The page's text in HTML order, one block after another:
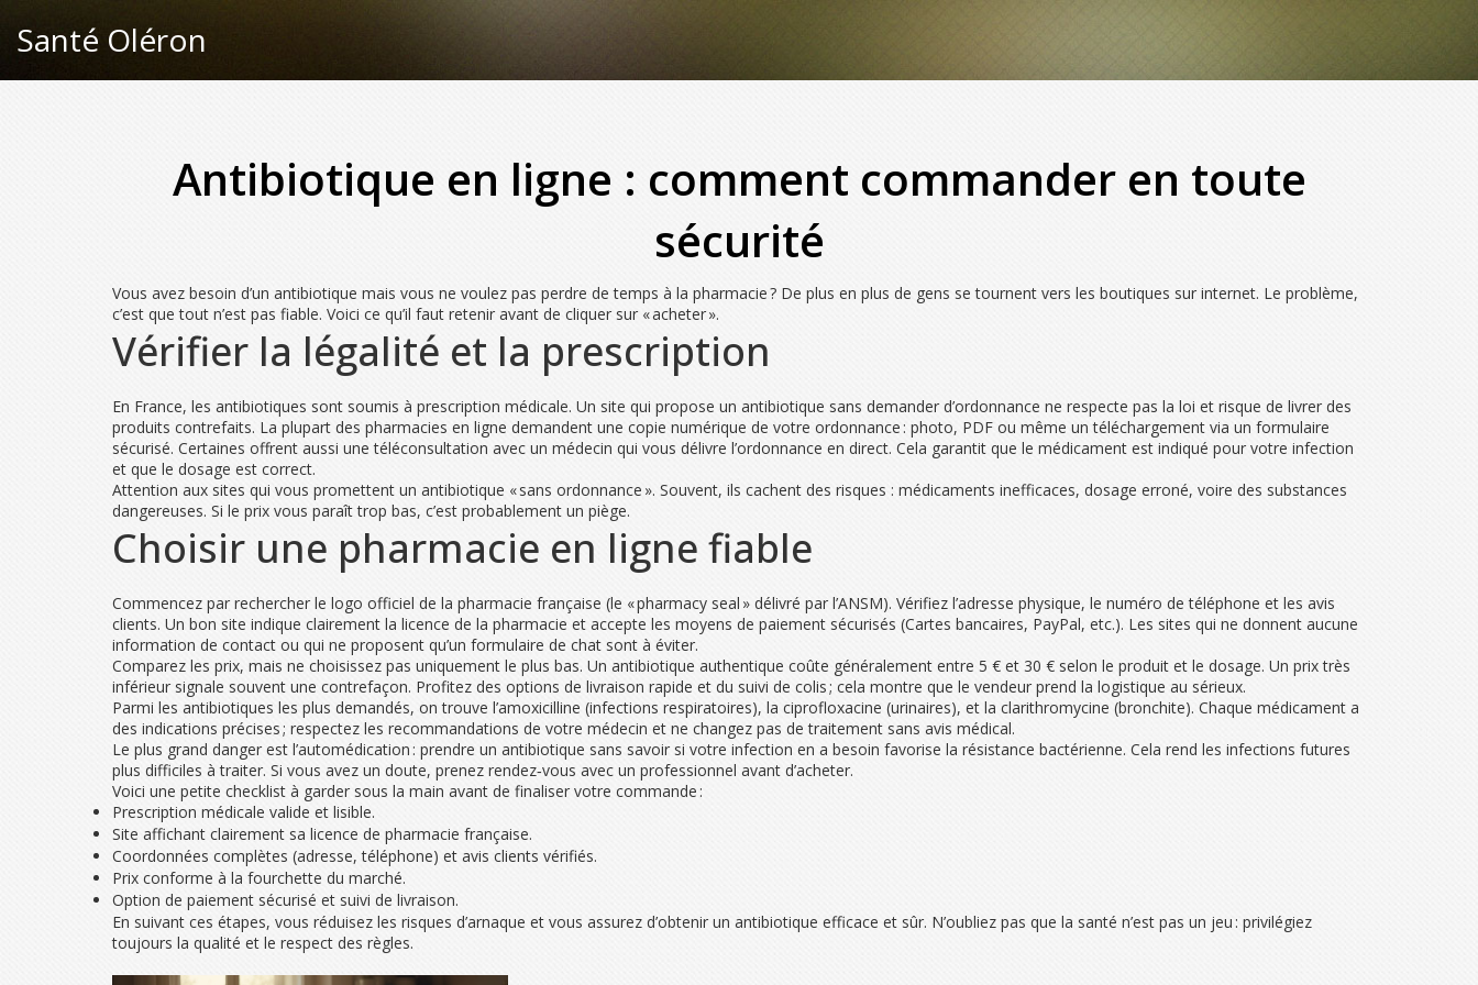
Santé Oléron
Antibiotique en ligne : comment commander en toute
sécurité
Vous avez besoin d’un antibiotique mais vous ne voulez pas perdre de temps à la pharmacie ? De plus en plus de gens se tournent vers les boutiques sur internet. Le problème,
c’est que tout n’est pas fiable. Voici ce qu’il faut retenir avant de cliquer sur « acheter ».
Vérifier la légalité et la prescription
En France, les antibiotiques sont soumis à prescription médicale. Un site qui propose un antibiotique sans demander d’ordonnance ne respecte pas la loi et risque de livrer des
produits contrefaits. La plupart des pharmacies en ligne demandent une copie numérique de votre ordonnance : photo, PDF ou même un téléchargement via un formulaire
sécurisé. Certaines offrent aussi une téléconsultation avec un médecin qui vous délivre l’ordonnance en direct. Cela garantit que le médicament est indiqué pour votre infection
et que le dosage est correct.
Attention aux sites qui vous promettent un antibiotique « sans ordonnance ». Souvent, ils cachent des risques : médicaments inefficaces, dosage erroné, voire des substances
dangereuses. Si le prix vous paraît trop bas, c’est probablement un piège.
Choisir une pharmacie en ligne fiable
Commencez par rechercher le logo officiel de la pharmacie française (le « pharmacy seal » délivré par l’ANSM). Vérifiez l’adresse physique, le numéro de téléphone et les avis
clients. Un bon site indique clairement la licence de la pharmacie et accepte les moyens de paiement sécurisés (Cartes bancaires, PayPal, etc.). Les sites qui ne donnent aucune
information de contact ou qui ne proposent qu’un formulaire de chat sont à éviter.
Comparez les prix, mais ne choisissez pas uniquement le plus bas. Un antibiotique authentique coûte généralement entre 5 € et 30 € selon le produit et le dosage. Un prix très
inférieur signale souvent une contrefaçon. Profitez des options de livraison rapide et du suivi de colis ; cela montre que le vendeur prend la logistique au sérieux.
Parmi les antibiotiques les plus demandés, on trouve l’amoxicilline (infections respiratoires), la ciprofloxacine (urinaires), et la clarithromycine (bronchite). Chaque médicament a
des indications précises ; respectez les recommandations de votre médecin et ne changez pas de traitement sans avis médical.
Le plus grand danger est l’automédication : prendre un antibiotique sans savoir si votre infection en a besoin favorise la résistance bactérienne. Cela rend les infections futures
plus difficiles à traiter. Si vous avez un doute, prenez rendez‑vous avec un professionnel avant d’acheter.
Voici une petite checklist à garder sous la main avant de finaliser votre commande :
Prescription médicale valide et lisible.
Site affichant clairement sa licence de pharmacie française.
Coordonnées complètes (adresse, téléphone) et avis clients vérifiés.
Prix conforme à la fourchette du marché.
Option de paiement sécurisé et suivi de livraison.
En suivant ces étapes, vous réduisez les risques d’arnaque et vous assurez d’obtenir un antibiotique efficace et sûr. N’oubliez pas que la santé n’est pas un jeu : privilégiez
toujours la qualité et le respect des règles.